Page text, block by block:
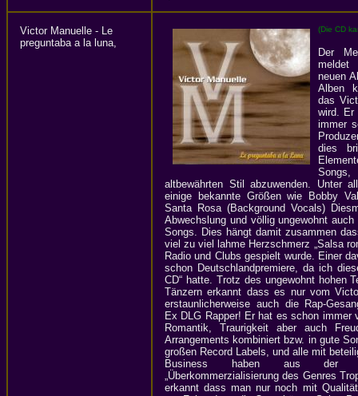
Victor Manuelle - Le
preguntaba a la luna,
(Die CD
Der
meldet
neuen
Alben
das
wird.
immer
dies
altbewährten Stil abzuwenden. Unter
einige bekannte Größen wie Bobby
Santa Rosa (Background Vocals)
Abwechslung und völlig ungewohnt
Songs. Dies hängt damit zusammen
viel zu viel lahme Herzschmerz „Salsa
Radio und Clubs gespielt wurde. Einer
schon Deutschlandpremiere, da ich
CD“ hatte. Trotz des ungewohnt hohen
Tänzern erkannt dass es nur vom
erstaunlicherweise auch die Rap-
Ex DLG Rapper! Er hat es schon immer
Romantik, Traurigkeit aber auch
Arrangements kombiniert bzw. in gute
großen Record Labels, und alle mit
Business haben aus der
„Überkommerzialisierung des Genres
erkannt dass man nur noch mit